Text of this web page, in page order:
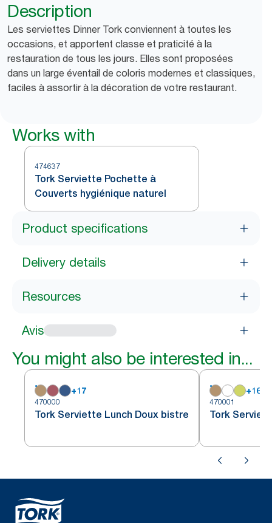
Description
Les serviettes Dinner Tork conviennent à toutes les
occasions, et apportent classe et praticité à la
restauration de tous les jours. Elles sont proposées
dans un large éventail de coloris modernes et classiques,
faciles à assortir à la décoration de votre restaurant.
Works with
474637
Tork Serviette Pochette à
Couverts hygiénique naturel
Product specifications
Delivery details
Resources
Avis
You might also be interested in...
+17
470000
Tork Serviette Lunch Doux bistre
+16
470001
Tork